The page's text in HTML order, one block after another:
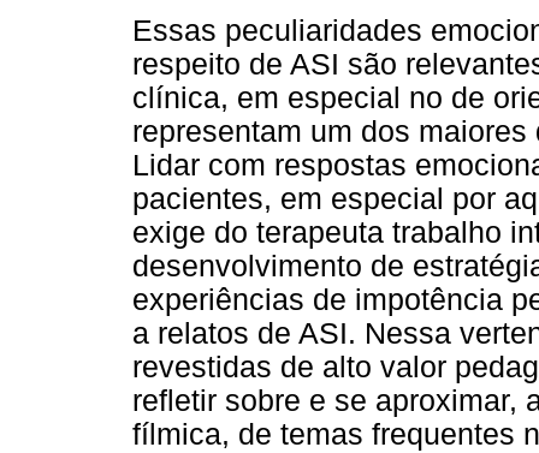
Essas peculiaridades
respeito de ASI são
clínica, em especial no de
representam um dos
Lidar com respostas
pacientes, em especial por
exige do terapeuta trabalho
desenvolvimento de
experiências de impotência
a relatos de ASI. Nessa
revestidas de alto valor
refletir sobre e se aproximar,
fílmica, de temas frequentes